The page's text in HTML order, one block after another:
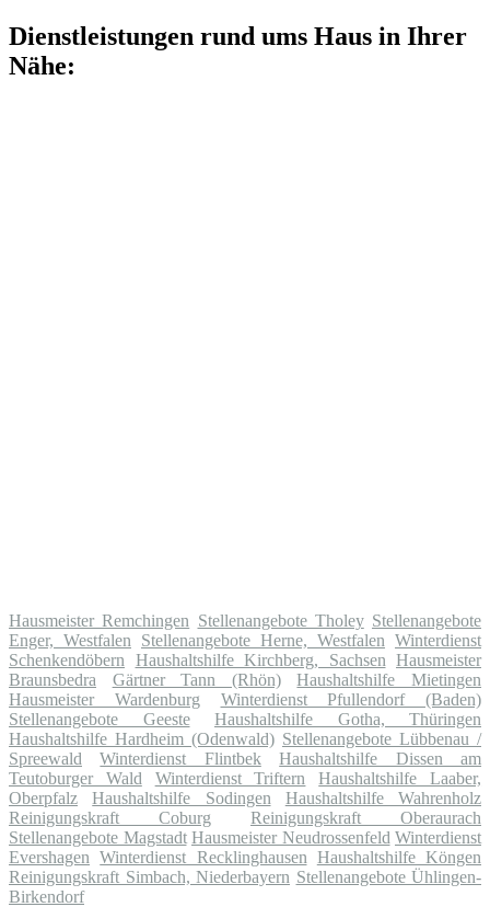
Dienstleistungen rund ums Haus in Ihrer
Nähe:
Hausmeister Remchingen Stellenangebote Tholey Stellenangebote
Enger, Westfalen
Stellenangebote Herne, Westfalen Winterdienst
Schenkendöbern
Haushaltshilfe Kirchberg, Sachsen Hausmeister
Braunsbedra
Gärtner Tann (Rhön)
Haushaltshilfe Mietingen
Hausmeister Wardenburg
Winterdienst Pfullendorf (Baden)
Stellenangebote Geeste
Haushaltshilfe Gotha, Thüringen
Haushaltshilfe Hardheim (Odenwald) Stellenangebote Lübbenau /
Spreewald
Winterdienst Flintbek
Haushaltshilfe Dissen am
Teutoburger Wald
Winterdienst Triftern
Haushaltshilfe Laaber,
Oberpfalz
Haushaltshilfe Sodingen
Haushaltshilfe Wahrenholz
Reinigungskraft Coburg
Reinigungskraft Oberaurach
Stellenangebote Magstadt Hausmeister Neudrossenfeld Winterdienst
Evershagen
Winterdienst Recklinghausen Haushaltshilfe Köngen
Reinigungskraft Simbach, Niederbayern Stellenangebote Ühlingen-
Birkendorf